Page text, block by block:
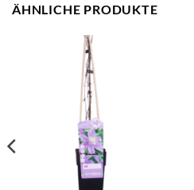
ÄHNLICHE PRODUKTE